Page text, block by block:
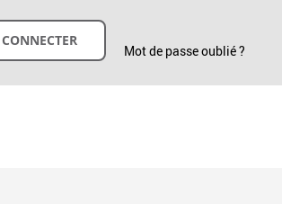
Mot de passe oublié ?